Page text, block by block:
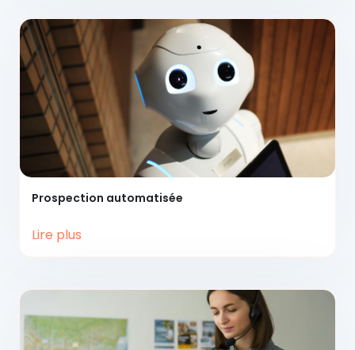
Prospection automatisée
Lire plus